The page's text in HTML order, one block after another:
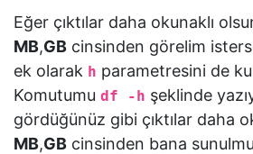
Eğer çıktılar daha okunaklı
MB,GB cinsinden görelim
ek olarak h parametresini de
Komutumu df -h şeklinde
gördüğünüz gibi çıktılar daha
MB,GB cinsinden bana